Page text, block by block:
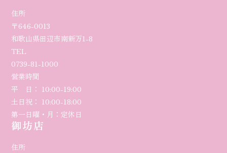
住所
〒646-0013
和歌山県田辺市南新万1-8
TEL
0739-81-1000
営業時間
平 日： 10:00-19:00
土日祝： 10:00-18:00
第一日曜・月：定休日
御坊店
住所